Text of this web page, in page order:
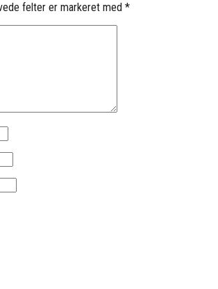
felter er markeret med *